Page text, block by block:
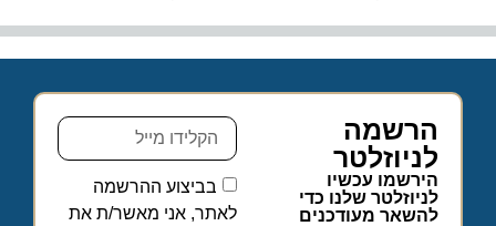
הרשמה
לניוזלטר
הירשמו עכשיו
לניוזלטר שלנו כדי
להשאר מעודכנים
בביצוע ההרשמה
לאתר, אני מאשר/ת את